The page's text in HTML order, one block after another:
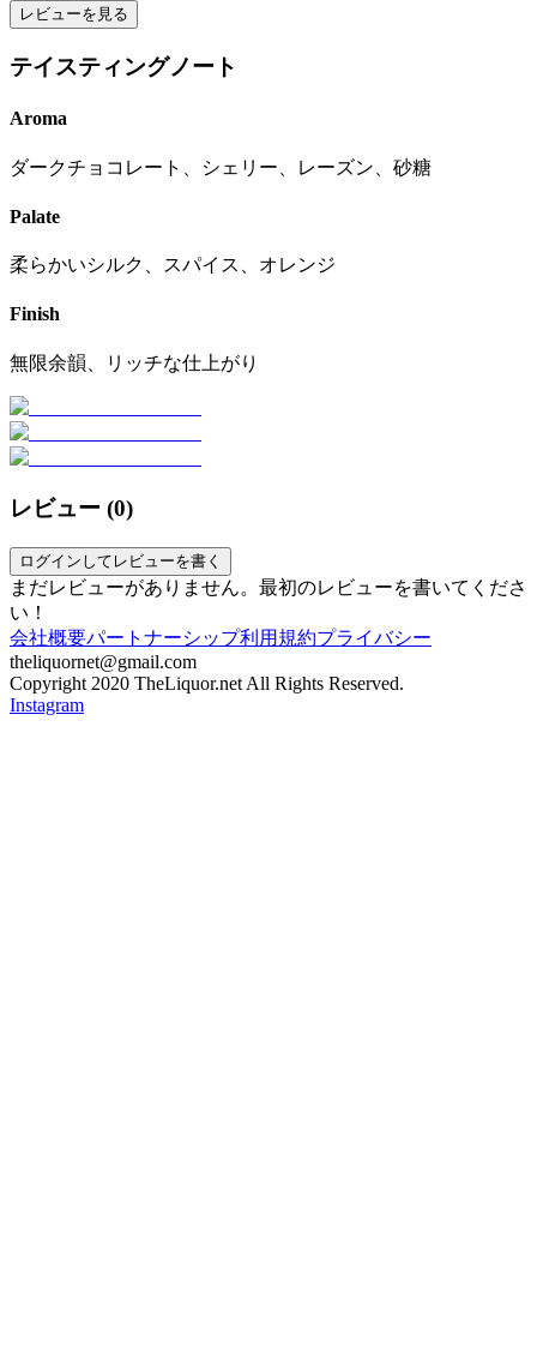
レビューを見る
テイスティングノート
Aroma
ダークチョコレート、シェリー、レーズン、砂糖
Palate
柔らかいシルク、スパイス、オレンジ
Finish
無限余韻、リッチな仕上がり
レビュー (0)
ログインしてレビューを書く
まだレビューがありません。最初のレビューを書いてくださ
い！
会社概要パートナーシップ利用規約プライバシー
theliquornet@gmail.com
Copyright 2020 TheLiquor.net All Rights Reserved.
Instagram